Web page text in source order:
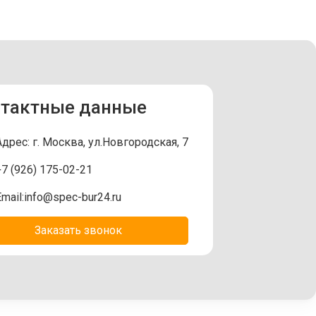
данные
г. Москва, ул.Новгородская, 7
(926) 175-02-21
info@spec-bur24.ru
Заказать звонок